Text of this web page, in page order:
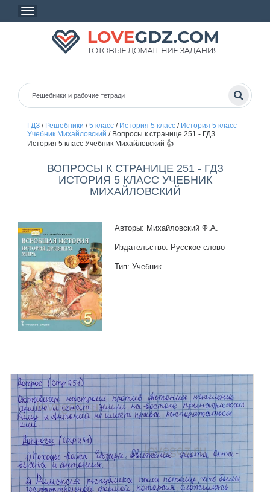
ГДЗ/ Решебники /5 класс/ История 5 класс/ История 5 класс
Учебник Михайловский / Вопросы к странице 251 - ГДЗ
История 5 класс Учебник Михайловский 👍
ВОПРОСЫ К СТРАНИЦЕ 251 - ГДЗ
ИСТОРИЯ 5 КЛАСС УЧЕБНИК
МИХАЙЛОВСКИЙ
Авторы: Михайловский Ф.А.
Издательство: Русское слово
Тип: Учебник